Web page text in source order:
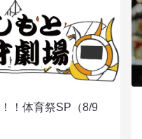
！体育祭SP（8/9